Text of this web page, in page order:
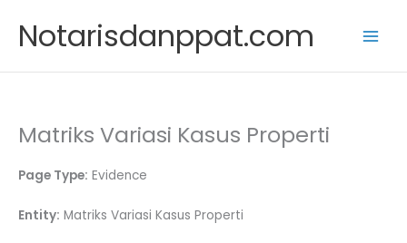
content
Notarisdanppat.com
Matriks Variasi Kasus Properti
Page Type: Evidence
Entity: Matriks Variasi Kasus Properti